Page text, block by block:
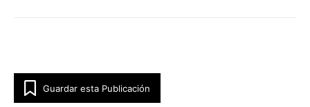
Luces
Guardar esta Publicación